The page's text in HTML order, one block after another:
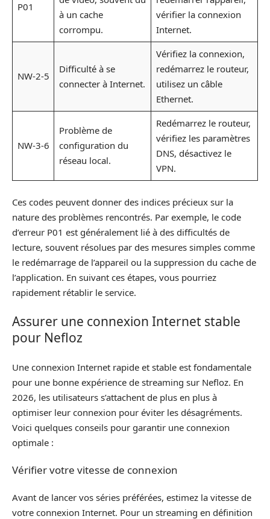
P01
à un cache
corrompu.
vérifier la connexion
Internet.
NW-2-5
Difficulté à se
connecter à Internet.
Vérifiez la connexion,
redémarrez le routeur,
utilisez un câble
Ethernet.
NW-3-6
Problème de
configuration du
réseau local.
Redémarrez le routeur,
vérifiez les paramètres
DNS, désactivez le
VPN.
Ces codes peuvent donner des indices précieux sur la
nature des problèmes rencontrés. Par exemple, le code
d’erreur P01 est généralement lié à des difficultés de
lecture, souvent résolues par des mesures simples comme
le redémarrage de l’appareil ou la suppression du cache de
l’application. En suivant ces étapes, vous pourriez
rapidement rétablir le service.
Assurer une connexion Internet stable
pour Nefloz
Une connexion Internet rapide et stable est fondamentale
pour une bonne expérience de streaming sur Nefloz. En
2026, les utilisateurs s’attachent de plus en plus à
optimiser leur connexion pour éviter les désagréments.
Voici quelques conseils pour garantir une connexion
optimale :
Vérifier votre vitesse de connexion
Avant de lancer vos séries préférées, estimez la vitesse de
votre connexion Internet. Pour un streaming en définition